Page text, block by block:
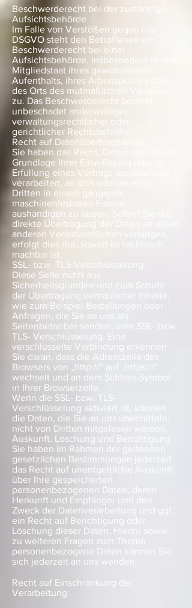
Beschwerderecht bei der zuständigen
Aufsichtsbehörde
Im Falle von Verstößen gegen die
DSGVO steht den Betroffenen ein
Beschwerderecht bei einer
Aufsichtsbehörde, insbesondere in dem
Mitgliedstaat ihres gewöhnlichen
Aufenthalts, ihres Arbeitsplatzes oder
des Orts des mutmaßlichen Verstoßes
zu. Das Beschwerderecht besteht
unbeschadet anderweitiger
verwaltungsrechtlicher oder
gerichtlicher Rechtsbehelfe.
Recht auf Datenübertragbarkeit
Sie haben das Recht, Daten, die wir auf
Grundlage Ihrer Einwilligung oder in
Erfüllung eines Vertrags automatisiert
verarbeiten, an sich oder an einen
Dritten in einem gängigen,
maschinenlesbaren Format
aushändigen zu lassen. Sofern Sie die
direkte Übertragung der Daten an einen
anderen Verantwortlichen verlangen,
erfolgt dies nur, soweit es technisch
machbar ist.
SSL- bzw. TLS-Verschlüsselung
Diese Seite nutzt aus
Sicherheitsgründen und zum Schutz
der Übertragung vertraulicher Inhalte,
wie zum Beispiel Bestellungen oder
Anfragen, die Sie an uns als
Seitenbetreiber senden, eine SSL- bzw.
TLS- Verschlüsselung. Eine
verschlüsselte Verbindung erkennen
Sie daran, dass die Adresszeile des
Browsers von „http://“ auf „https://“
wechselt und an dem Schloss-Symbol
in Ihrer Browserzeile.
Wenn die SSL- bzw. TLS-
Verschlüsselung aktiviert ist, können
die Daten, die Sie an uns übermitteln,
nicht von Dritten mitgelesen werden.
Auskunft, Löschung und Berichtigung
Sie haben im Rahmen der geltenden
gesetzlichen Bestimmungen jederzeit
das Recht auf unentgeltliche Auskunft
über Ihre gespeicherten
personenbezogenen Daten, deren
Herkunft und Empfänger und den
Zweck der Datenverarbeitung und ggf.
ein Recht auf Berichtigung oder
Löschung dieser Daten. Hierzu sowie
zu weiteren Fragen zum Thema
personenbezogene Daten können Sie
sich jederzeit an uns wenden.
Recht auf Einschränkung der
Verarbeitung